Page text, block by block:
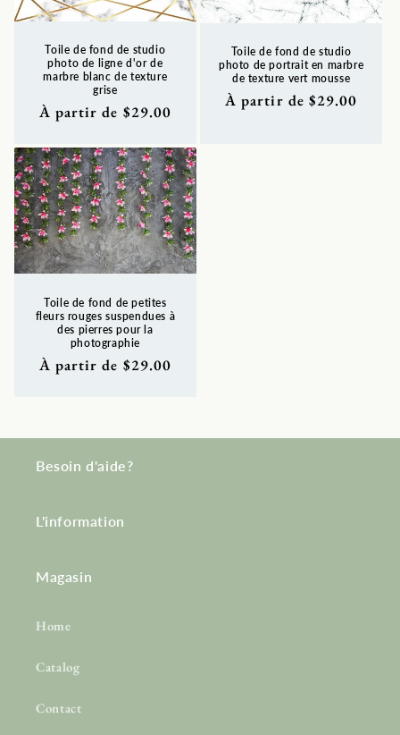
Toile de fond de studio
photo de ligne d'or de
marbre blanc de texture
grise
Prix
À partir de $29.00
Toile de fond de studio
photo de portrait en marbre
de texture vert mousse
Prix
À partir de $29.00
Toile de fond de petites
fleurs rouges suspendues à
des pierres pour la
photographie
Prix
À partir de $29.00
Besoin d'aide?
L'information
Magasin
Home
Catalog
Contact